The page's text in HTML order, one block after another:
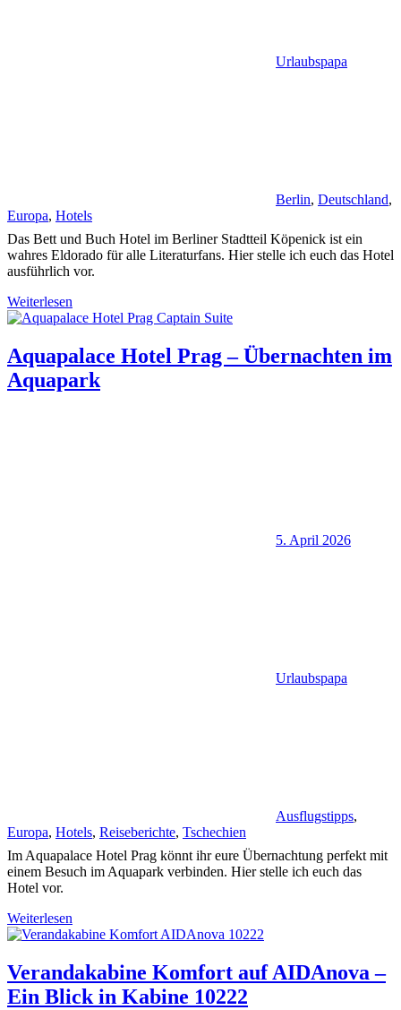
Urlaubspapa
Berlin, Deutschland,
Europa, Hotels
Das Bett und Buch Hotel im Berliner Stadtteil Köpenick ist ein
wahres Eldorado für alle Literaturfans. Hier stelle ich euch das Hotel
ausführlich vor.
Weiterlesen
Aquapalace Hotel Prag – Übernachten im
Aquapark
5. April 2026
Urlaubspapa
Ausflugstipps,
Europa, Hotels, Reiseberichte, Tschechien
Im Aquapalace Hotel Prag könnt ihr eure Übernachtung perfekt mit
einem Besuch im Aquapark verbinden. Hier stelle ich euch das
Hotel vor.
Weiterlesen
Verandakabine Komfort auf AIDAnova –
Ein Blick in Kabine 10222